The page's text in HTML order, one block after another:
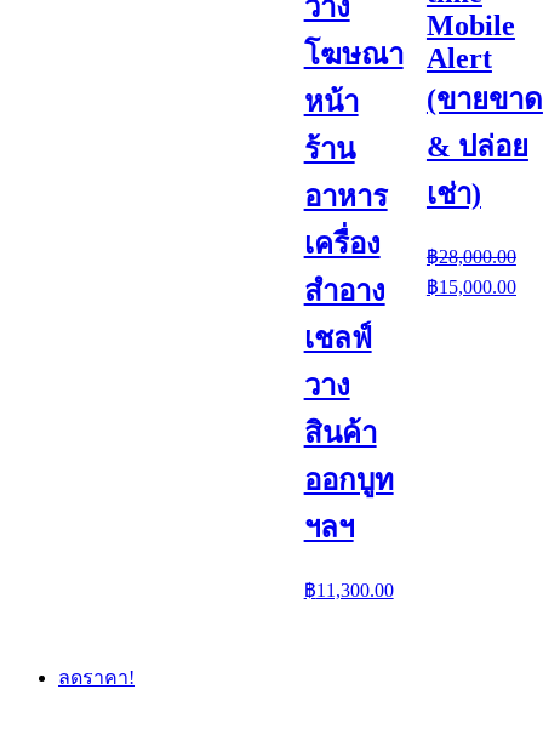
วาง
โฆษณา
หน้า
ร้าน
อาหาร
เครื่อง
สำอาง
เชลฟ์
วาง
สินค้า
ออกบูท
ฯลฯ
฿11,300.00
Mobile
Alert
(ขายขาด
& ปล่อย
เช่า)
฿28,000.00
Original
price
฿15,000.00
ลดราคา!